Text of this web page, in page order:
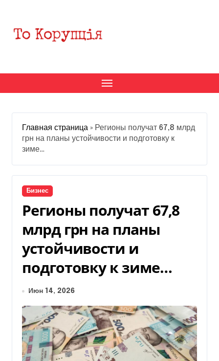
содержанию
Главная страница » Регионы получат 67,8 млрд
грн на планы устойчивости и подготовку к
зиме…
Бизнес
Регионы получат 67,8
млрд грн на планы
устойчивости и
подготовку к зиме…
Июн 14, 2026